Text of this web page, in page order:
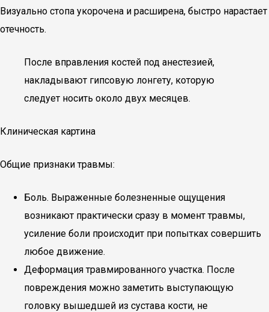
Визуально стопа укорочена и расширена, быстро нарастает
отечность.
После вправления костей под анестезией,
накладывают гипсовую лонгету, которую
следует носить около двух месяцев.
Клиническая картина
Общие признаки травмы:
Боль. Выраженные болезненные ощущения
возникают практически сразу в момент травмы,
усиление боли происходит при попытках совершить
любое движение.
Деформация травмированного участка. После
повреждения можно заметить выступающую
головку вышедшей из сустава кости, не